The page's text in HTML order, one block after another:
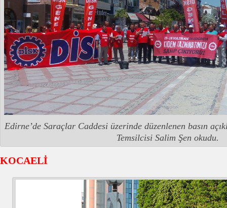
Edirne’de Saraçlar Caddesi üzerinde düzenlenen basın
Temsilcisi Salim Şen okudu.
KOCAELİ